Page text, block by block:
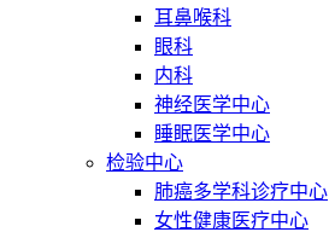
耳鼻喉科
眼科
内科
神经医学中心
睡眠医学中心
检验中心
肺癌多学科诊疗中心
女性健康医疗中心